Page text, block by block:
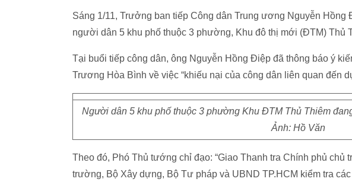
Sáng 1/11, Trưởng ban tiếp Công dân Trung ương Nguyễn
người dân 5 khu phố thuộc 3 phường, Khu đô thị mới (ĐTM) Thủ
Tại buổi tiếp công dân, ông Nguyễn Hồng Điệp đã thông báo ý
Trương Hòa Bình về việc “khiếu nại của công dân liên quan đến
Người dân 5 khu phố thuộc 3 phường Khu ĐTM Thủ Thiêm
Ảnh: Hồ Văn
Theo đó, Phó Thủ tướng chỉ đạo: “Giao Thanh tra Chính phủ chủ
trường, Bộ Xây dựng, Bộ Tư pháp và UBND TP.HCM kiểm tra